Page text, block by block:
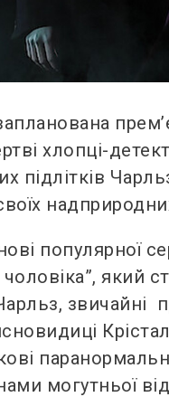
хлопці-
підлітків
популярної
який
Крістал
могутньої